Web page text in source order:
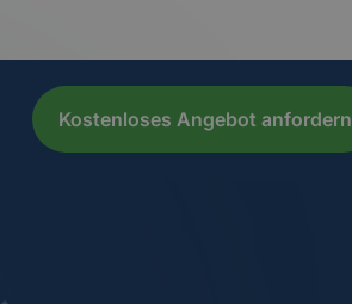
Kostenloses Angebot anfordern